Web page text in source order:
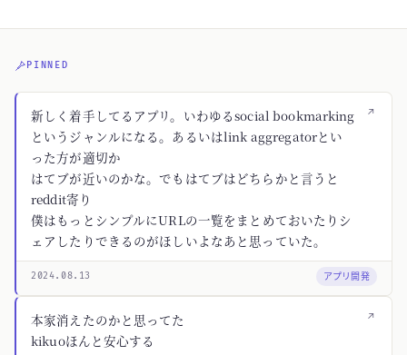
PINNED
↗
新しく着手してるアプリ。いわゆるsocial bookmarking
というジャンルになる。あるいはlink aggregatorとい
った方が適切か
はてブが近いのかな。でもはてブはどちらかと言うと
reddit寄り
僕はもっとシンプルにURLの一覧をまとめておいたりシ
ェアしたりできるのがほしいよなあと思っていた。
2024.08.13 アプリ開発
↗
本家消えたのかと思ってた
kikuoほんと安心する